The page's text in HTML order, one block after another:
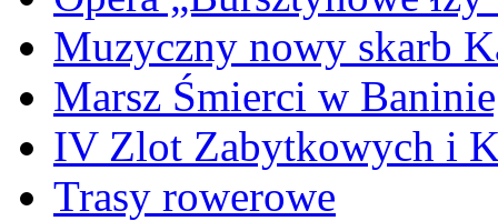
Muzyczny nowy skarb
Marsz Śmierci w
IV Zlot Zabytkowych i
Trasy rowerowe